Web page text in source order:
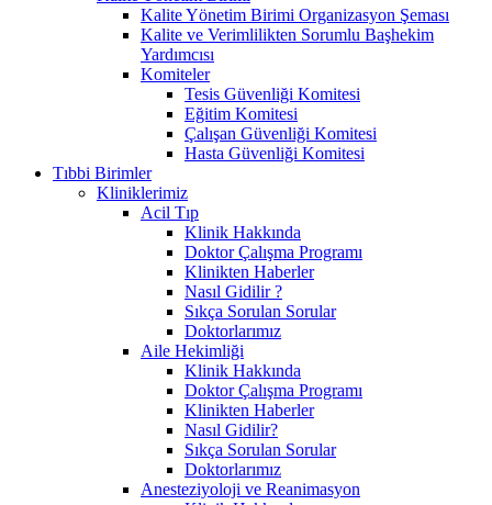
Kalite Yönetim Birimi Organizasyon Şeması
Kalite ve Verimlilikten Sorumlu Başhekim
Yardımcısı
Komiteler
Tesis Güvenliği Komitesi
Eğitim Komitesi
Çalışan Güvenliği Komitesi
Hasta Güvenliği Komitesi
Tıbbi Birimler
Kliniklerimiz
Acil Tıp
Klinik Hakkında
Doktor Çalışma Programı
Klinikten Haberler
Nasıl Gidilir ?
Sıkça Sorulan Sorular
Doktorlarımız
Aile Hekimliği
Klinik Hakkında
Doktor Çalışma Programı
Klinikten Haberler
Nasıl Gidilir?
Sıkça Sorulan Sorular
Doktorlarımız
Anesteziyoloji ve Reanimasyon